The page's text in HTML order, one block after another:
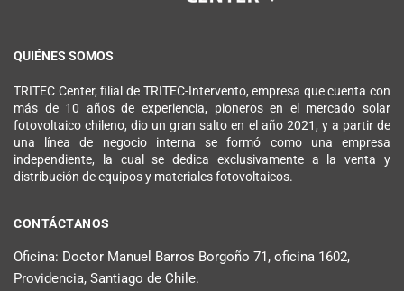
QUIÉNES SOMOS
TRITEC Center, filial de TRITEC-Intervento, empresa que cuenta con
más de 10 años de experiencia, pioneros en el mercado solar
fotovoltaico chileno, dio un gran salto en el año 2021, y a partir de
una línea de negocio interna se formó como una empresa
independiente, la cual se dedica exclusivamente a la venta y
distribución de equipos y materiales fotovoltaicos.
CONTÁCTANOS
Oficina: Doctor Manuel Barros Borgoño 71, oficina 1602,
Providencia, Santiago de Chile.